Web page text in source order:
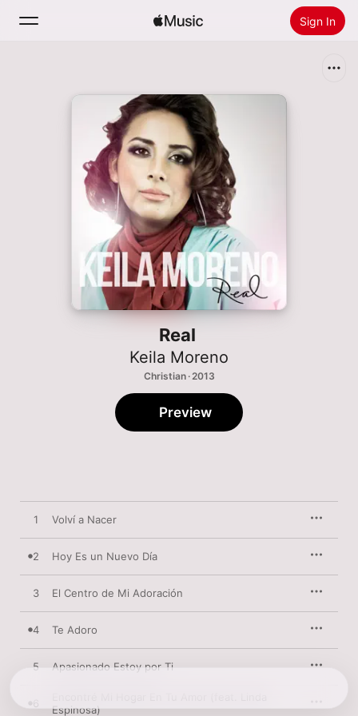
Sign In
Install Apple Music
Real
Keila Moreno
Christian · 2013
Preview
1 Volví a Nacer
2 Hoy Es un Nuevo Día
3 El Centro de Mi Adoración
4 Te Adoro
5 Apasionado Estoy por Ti
Espinosa)